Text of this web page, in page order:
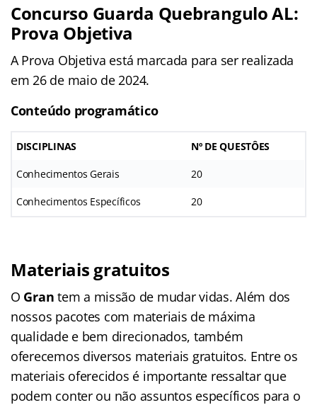
Concurso Guarda Quebrangulo AL:
Prova Objetiva
A Prova Objetiva está marcada para ser realizada
em 26 de maio de 2024.
Conteúdo programático
DISCIPLINAS Nº DE QUESTÔES
Conhecimentos Gerais 20
Conhecimentos Específicos 20
Materiais gratuitos
O Grantem a missão de mudar vidas. Além dos
nossos pacotes com materiais de máxima
qualidade e bem direcionados, também
oferecemos diversos materiais gratuitos. Entre os
materiais oferecidos é importante ressaltar que
podem conter ou não assuntos específicos para o